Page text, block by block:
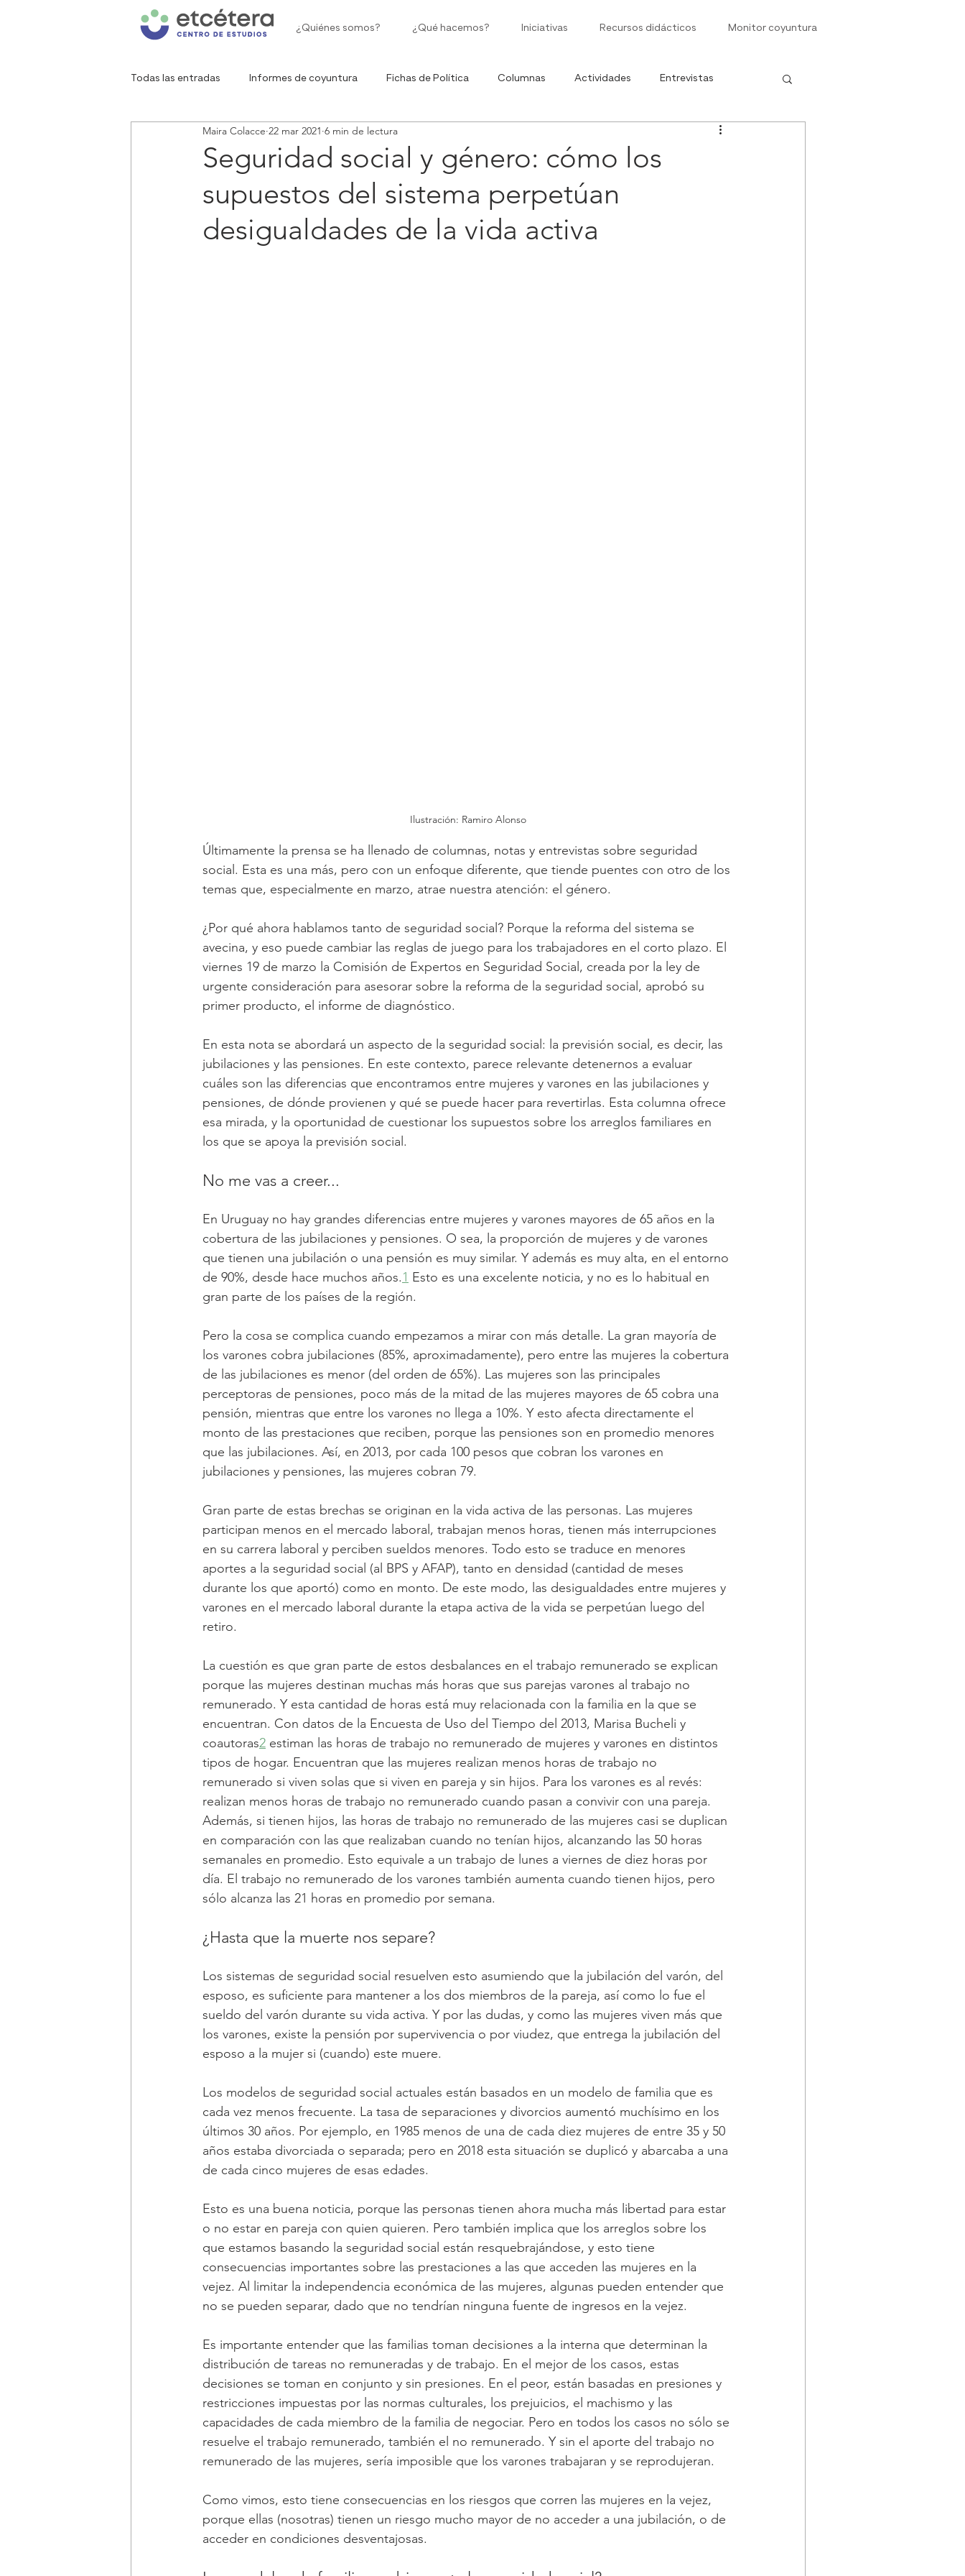
¿Quiénes somos? ¿Qué hacemos? Iniciativas Recursos didácticos Monitor coyuntura
Todas las entradas Informes de coyuntura Fichas de Política Columnas Actividades Entrevistas
Gráfico de la semana Red de Políticas Públicas
Seguridad social y género: cómo los
supuestos del sistema perpetúan
desigualdades de la vida activa
Maira Colacce 22 mar 2021 6 min de lectura
Ilustración: Ramiro Alonso
Últimamente la prensa se ha llenado de columnas, notas y entrevistas sobre seguridad
social. Esta es una más, pero con un enfoque diferente, que tiende puentes con otro de los
temas que, especialmente en marzo, atrae nuestra atención: el género.
¿Por qué ahora hablamos tanto de seguridad social? Porque la reforma del sistema se
avecina, y eso puede cambiar las reglas de juego para los trabajadores en el corto plazo. El
viernes 19 de marzo la Comisión de Expertos en Seguridad Social, creada por la ley de
urgente consideración para asesorar sobre la reforma de la seguridad social, aprobó su
primer producto, el informe de diagnóstico.
En esta nota se abordará un aspecto de la seguridad social: la previsión social, es decir, las
jubilaciones y las pensiones. En este contexto, parece relevante detenernos a evaluar
cuáles son las diferencias que encontramos entre mujeres y varones en las jubilaciones y
pensiones, de dónde provienen y qué se puede hacer para revertirlas. Esta columna ofrece
esa mirada, y la oportunidad de cuestionar los supuestos sobre los arreglos familiares en
los que se apoya la previsión social.
No me vas a creer...
En Uruguay no hay grandes diferencias entre mujeres y varones mayores de 65 años en la
cobertura de las jubilaciones y pensiones. O sea, la proporción de mujeres y de varones
que tienen una jubilación o una pensión es muy similar. Y además es muy alta, en el entorno
de 90%, desde hace muchos años.1 Esto es una excelente noticia, y no es lo habitual en
gran parte de los países de la región.
Pero la cosa se complica cuando empezamos a mirar con más detalle. La gran mayoría de
los varones cobra jubilaciones (85%, aproximadamente), pero entre las mujeres la cobertura
de las jubilaciones es menor (del orden de 65%). Las mujeres son las principales
perceptoras de pensiones, poco más de la mitad de las mujeres mayores de 65 cobra una
pensión, mientras que entre los varones no llega a 10%. Y esto afecta directamente el
monto de las prestaciones que reciben, porque las pensiones son en promedio menores
que las jubilaciones. Así, en 2013, por cada 100 pesos que cobran los varones en
jubilaciones y pensiones, las mujeres cobran 79.
Gran parte de estas brechas se originan en la vida activa de las personas. Las mujeres
participan menos en el mercado laboral, trabajan menos horas, tienen más interrupciones
en su carrera laboral y perciben sueldos menores. Todo esto se traduce en menores
aportes a la seguridad social (al BPS y AFAP), tanto en densidad (cantidad de meses
durante los que aportó) como en monto. De este modo, las desigualdades entre mujeres y
varones en el mercado laboral durante la etapa activa de la vida se perpetúan luego del
retiro.
La cuestión es que gran parte de estos desbalances en el trabajo remunerado se explican
porque las mujeres destinan muchas más horas que sus parejas varones al trabajo no
remunerado. Y esta cantidad de horas está muy relacionada con la familia en la que se
encuentran. Con datos de la Encuesta de Uso del Tiempo del 2013, Marisa Bucheli y
coautoras2 estiman las horas de trabajo no remunerado de mujeres y varones en distintos
tipos de hogar. Encuentran que las mujeres realizan menos horas de trabajo no
remunerado si viven solas que si viven en pareja y sin hijos. Para los varones es al revés:
realizan menos horas de trabajo no remunerado cuando pasan a convivir con una pareja.
Además, si tienen hijos, las horas de trabajo no remunerado de las mujeres casi se duplican
en comparación con las que realizaban cuando no tenían hijos, alcanzando las 50 horas
semanales en promedio. Esto equivale a un trabajo de lunes a viernes de diez horas por
día. El trabajo no remunerado de los varones también aumenta cuando tienen hijos, pero
sólo alcanza las 21 horas en promedio por semana.
¿Hasta que la muerte nos separe?
Los sistemas de seguridad social resuelven esto asumiendo que la jubilación del varón, del
esposo, es suficiente para mantener a los dos miembros de la pareja, así como lo fue el
sueldo del varón durante su vida activa. Y por las dudas, y como las mujeres viven más que
los varones, existe la pensión por supervivencia o por viudez, que entrega la jubilación del
esposo a la mujer si (cuando) este muere.
Los modelos de seguridad social actuales están basados en un modelo de familia que es
cada vez menos frecuente. La tasa de separaciones y divorcios aumentó muchísimo en los
últimos 30 años. Por ejemplo, en 1985 menos de una de cada diez mujeres de entre 35 y 50
años estaba divorciada o separada; pero en 2018 esta situación se duplicó y abarcaba a una
de cada cinco mujeres de esas edades.
Esto es una buena noticia, porque las personas tienen ahora mucha más libertad para estar
o no estar en pareja con quien quieren. Pero también implica que los arreglos sobre los
que estamos basando la seguridad social están resquebrajándose, y esto tiene
consecuencias importantes sobre las prestaciones a las que acceden las mujeres en la
vejez. Al limitar la independencia económica de las mujeres, algunas pueden entender que
no se pueden separar, dado que no tendrían ninguna fuente de ingresos en la vejez.
Es importante entender que las familias toman decisiones a la interna que determinan la
distribución de tareas no remuneradas y de trabajo. En el mejor de los casos, estas
decisiones se toman en conjunto y sin presiones. En el peor, están basadas en presiones y
restricciones impuestas por las normas culturales, los prejuicios, el machismo y las
capacidades de cada miembro de la familia de negociar. Pero en todos los casos no sólo se
resuelve el trabajo remunerado, también el no remunerado. Y sin el aporte del trabajo no
remunerado de las mujeres, sería imposible que los varones trabajaran y se reprodujeran.
Como vimos, esto tiene consecuencias en los riesgos que corren las mujeres en la vejez,
porque ellas (nosotras) tienen un riesgo mucho mayor de no acceder a una jubilación, o de
acceder en condiciones desventajosas.